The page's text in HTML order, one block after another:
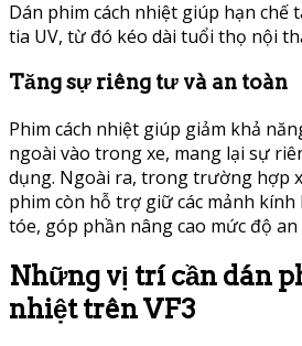
Dán phim cách nhiệt giúp hạn chế
tia UV, từ đó kéo dài tuổi thọ nội
Tăng sự riêng tư và an toàn
Phim cách nhiệt giúp giảm khả
ngoài vào trong xe, mang lại sự
dụng. Ngoài ra, trong trường hợp
phim còn hỗ trợ giữ các mảnh
tóe, góp phần nâng cao mức độ an
Những vị trí cần dán
nhiệt trên VF3